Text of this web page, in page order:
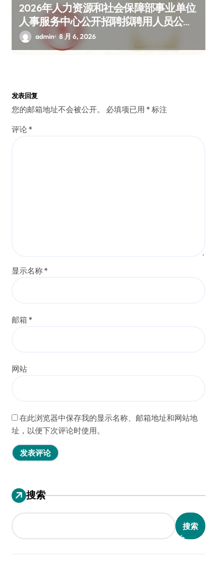
2026年人力资源和社会保障部事业单位
人事服务中心公开招聘拟聘用人员公示
（共6人，含完整信息）
admin 8 月 6, 2026
发表回复
您的邮箱地址不会被公开。 必填项已用 * 标注
评论 *
显示名称 *
邮箱 *
网站
在此浏览器中保存我的显示名称、邮箱地址和网站地
址，以便下次评论时使用。
搜索
搜索